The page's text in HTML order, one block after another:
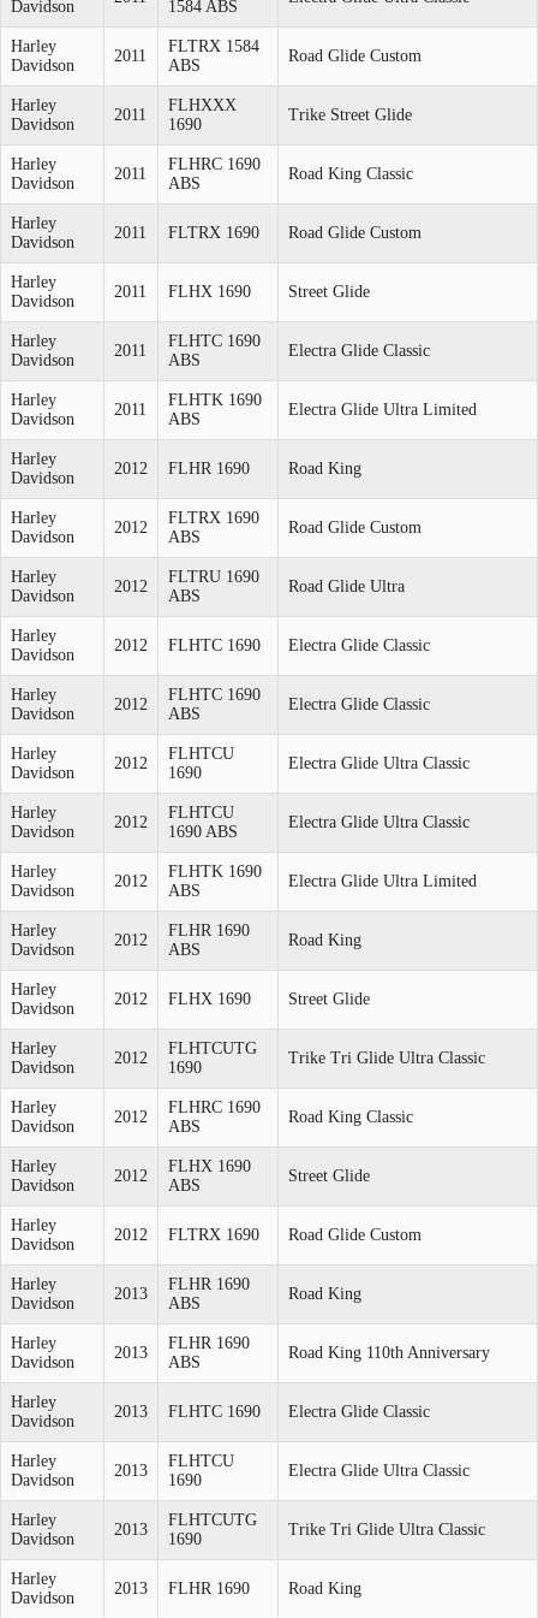
Davidson 1584 ABS
Harley
Davidson
2011
FLTRX 1584
ABS
Road Glide Custom
Harley
Davidson
2011
FLHXXX
1690
Trike Street Glide
Harley
Davidson
2011
FLHRC 1690
ABS
Road King Classic
Harley
Davidson
2011 FLTRX 1690 Road Glide Custom
Harley
Davidson
2011 FLHX 1690 Street Glide
Harley
Davidson
2011
FLHTC 1690
ABS
Electra Glide Classic
Harley
Davidson
2011
FLHTK 1690
ABS
Electra Glide Ultra Limited
Harley
Davidson
2012 FLHR 1690 Road King
Harley
Davidson
2012
FLTRX 1690
ABS
Road Glide Custom
Harley
Davidson
2012
FLTRU 1690
ABS
Road Glide Ultra
Harley
Davidson
2012 FLHTC 1690 Electra Glide Classic
Harley
Davidson
2012
FLHTC 1690
ABS
Electra Glide Classic
Harley
Davidson
2012
FLHTCU
1690
Electra Glide Ultra Classic
Harley
Davidson
2012
FLHTCU
1690 ABS
Electra Glide Ultra Classic
Harley
Davidson
2012
FLHTK 1690
ABS
Electra Glide Ultra Limited
Harley
Davidson
2012
FLHR 1690
ABS
Road King
Harley
Davidson
2012 FLHX 1690 Street Glide
Harley
Davidson
2012
FLHTCUTG
1690
Trike Tri Glide Ultra Classic
Harley
Davidson
2012
FLHRC 1690
ABS
Road King Classic
Harley
Davidson
2012
FLHX 1690
ABS
Street Glide
Harley
Davidson
2012 FLTRX 1690 Road Glide Custom
Harley
Davidson
2013
FLHR 1690
ABS
Road King
Harley
Davidson
2013
FLHR 1690
ABS
Road King 110th Anniversary
Harley
Davidson
2013 FLHTC 1690 Electra Glide Classic
Harley
Davidson
2013
FLHTCU
1690
Electra Glide Ultra Classic
Harley
Davidson
2013
FLHTCUTG
1690
Trike Tri Glide Ultra Classic
Harley
Davidson
2013 FLHR 1690 Road King